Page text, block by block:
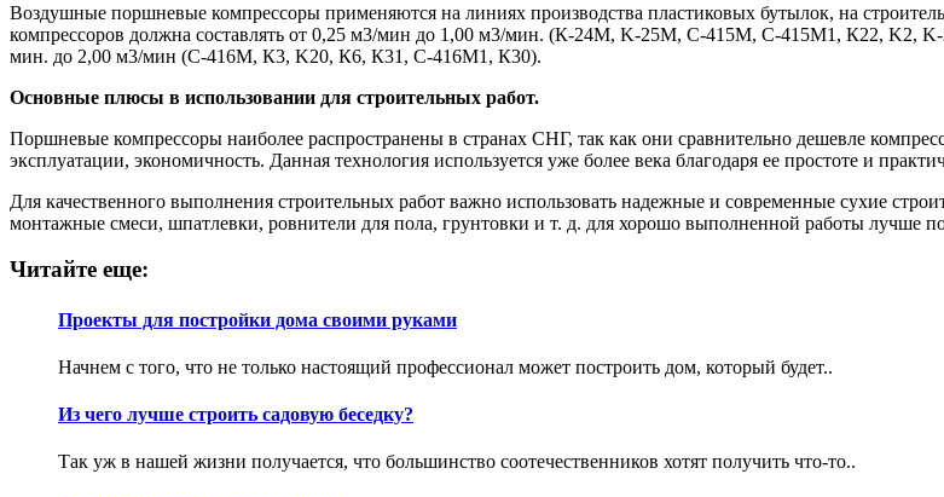
Воздушные поршневые компрессоры применяются на линиях производства пластиковых бутылок, на
компрессоров должна составлять от 0,25 м3/мин до 1,00 м3/мин. (К-24М, K-25M, С-415М, C-415M1, К22, K2,
мин. до 2,00 м3/мин (С-416М, К3, K20, К6, К31, C-416M1, К30).
Основные плюсы в использовании для строительных работ.
Поршневые компрессоры наиболее распространены в странах СНГ, так как они сравнительно дешевле
эксплуатации, экономичность. Данная технология используется уже более века благодаря ее простоте и
Для качественного выполнения строительных работ важно использовать надежные и современные сухие
монтажные смеси, шпатлевки, ровнители для пола, грунтовки и т. д. для хорошо выполненной работы лучше
Читайте еще:
Проекты для постройки дома своими руками
Начнем с того, что не только настоящий профессионал может построить дом, который будет..
Из чего лучше строить садовую беседку?
Так уж в нашей жизни получается, что большинство соотечественников хотят получить что-то..